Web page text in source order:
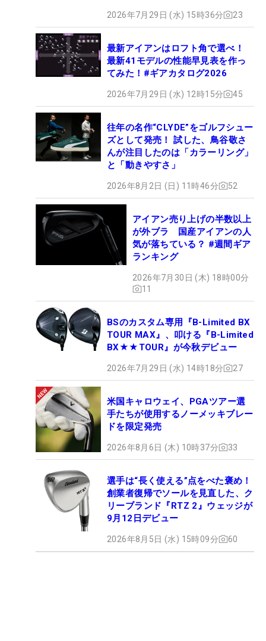
2026年7月29日 (水) 15時36分 23
最新アイアンはロフト角で選べ！
最新41モデルの性能早見表を作っ
てみた！#ギアカタログ2026
2026年7月29日 (水) 12時15分 45
往年の名作“CLYDE”をゴルフシュー
ズとして発売！ 試した、鳥谷敬さ
んが注目したのは「カラーリング」
と「動きやすさ」
2026年8月2日 (日) 11時46分 52
アイアン売り上げの半数以上
が外ブラ 国産アイアンの人
気が落ちている？ #週間ギア
ランキング
2026年7月30日 (木) 18時00分
11
BSのカスタム専用『B-Limited BX
TOUR MAX』、叩ける『B-Limited
BX★★TOUR』が今秋デビュー
2026年7月29日 (水) 14時18分 27
米国キャロウェイ、PGAツアー選
手たちが使用するノーメッキブレー
ドを限定発売
2026年8月6日 (木) 10時37分 33
選手は“長く使える”点をべた褒め！
創業者復帰でソールを見直した、ク
リーブランド『RTZ 2』ウェッジが
9月12日デビュー
2026年8月5日 (水) 15時09分 60